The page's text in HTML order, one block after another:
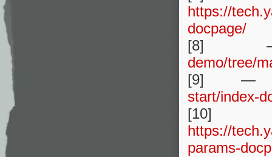
https://
docpage/
demo/tree/
[9]
start/index-
https://
params-